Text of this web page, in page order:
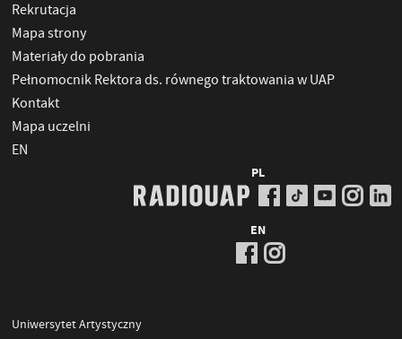
Rekrutacja
Mapa strony
Materiały do pobrania
Pełnomocnik Rektora ds. równego traktowania w UAP
Kontakt
Mapa uczelni
EN
PL
EN
Uniwersytet Artystyczny